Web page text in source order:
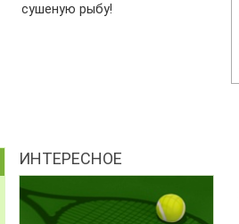
сушеную рыбу!
ИНТЕРЕСНОЕ